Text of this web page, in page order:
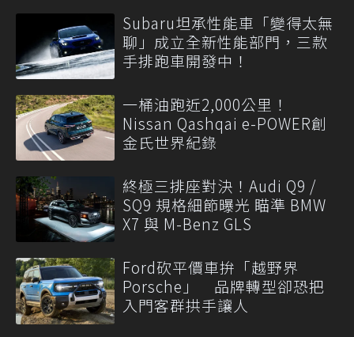
Subaru坦承性能車「變得太無
聊」成立全新性能部門，三款
手排跑車開發中！
一桶油跑近2,000公里！
Nissan Qashqai e-POWER創
金氏世界紀錄
終極三排座對決！Audi Q9 /
SQ9 規格細節曝光 瞄準 BMW
X7 與 M-Benz GLS
Ford砍平價車拚「越野界
Porsche」 品牌轉型卻恐把
入門客群拱手讓人